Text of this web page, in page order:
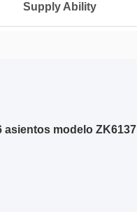
Supply Ability
modelo